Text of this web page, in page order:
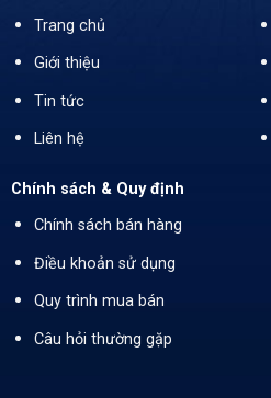
Trang chủ
Giới thiệu
Tin tức
Liên hệ
Chính sách & Quy định
Chính sách bán hàng
Điều khoản sử dụng
Quy trình mua bán
Câu hỏi thường gặp